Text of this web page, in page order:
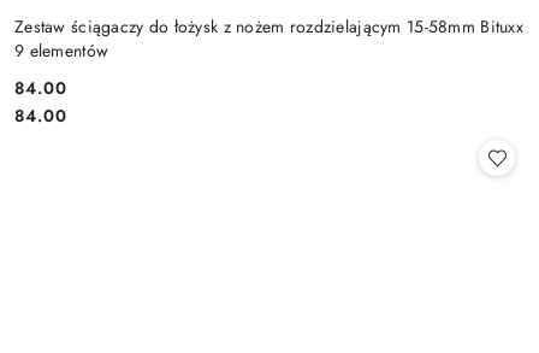
Zestaw ściągaczy do łożysk z nożem rozdzielającym 15-58mm Bituxx
9 elementów
Cena:
84.00
Cena:
84.00